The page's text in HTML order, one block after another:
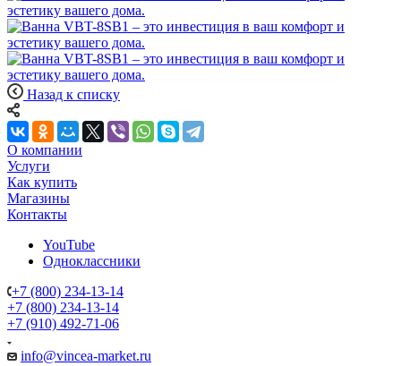
Назад к списку
О компании
Услуги
Как купить
Магазины
Контакты
YouTube
Одноклассники
+7 (800) 234-13-14
+7 (800) 234-13-14
+7 (910) 492-71-06
info@vincea-market.ru